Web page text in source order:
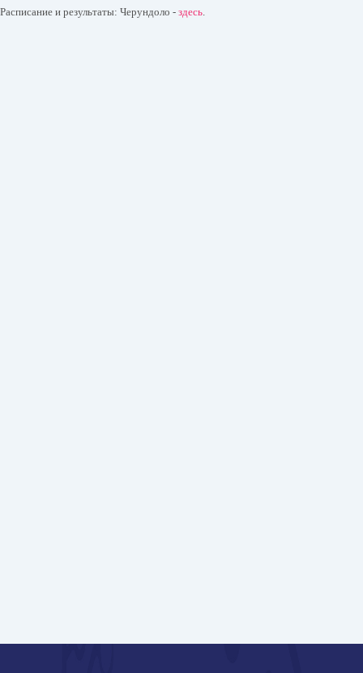
Расписание и результаты: Черундоло - здесь.